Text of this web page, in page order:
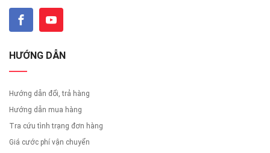
HƯỚNG DẪN
Hướng dẫn đổi, trả hàng
Hướng dẫn mua hàng
Tra cứu tình trạng đơn hàng
Giá cước phí vận chuyển